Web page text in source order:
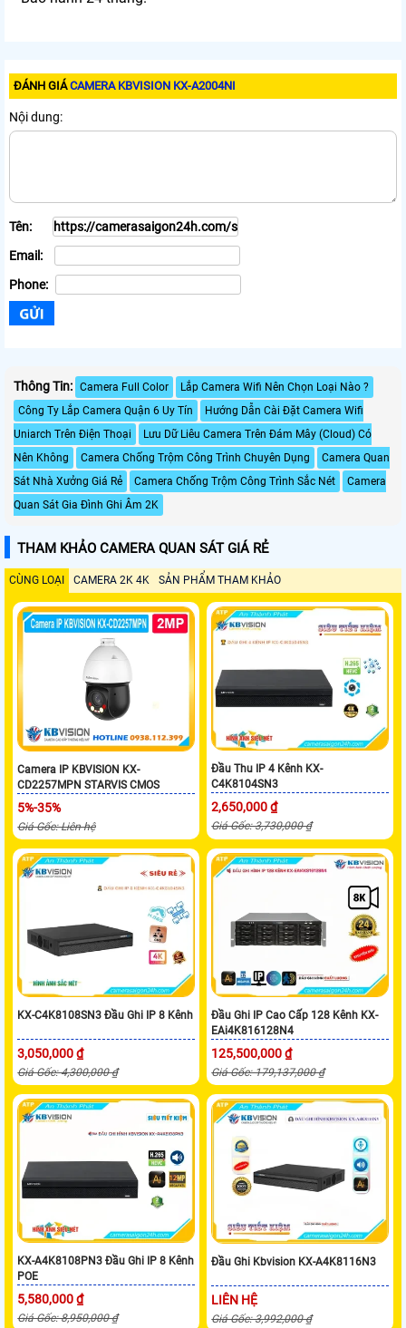
ĐÁNH GIÁCAMERA KBVISION KX-A2004NI
Nội dung:
Tên:
Email:
Phone:
Thông Tin: Camera Full Color
Lắp Camera Wifi Nên Chọn Loại Nào ?
Công Ty Lắp Camera Quận 6 Uy Tín
Hướng Dẫn Cài Đặt Camera Wifi
Uniarch Trên Điện Thoại
Lưu Dữ Liêu Camera Trên Đám Mây (Cloud) Có
Nên Không
Camera Chống Trộm Công Trình Chuyên Dụng
Camera Quan
Sát Nhà Xưởng Giá Rẻ
Camera Chống Trộm Công Trình Sắc Nét
Camera
Quan Sát Gia Đình Ghi Âm 2K
THAM KHẢO CAMERA QUAN SÁT GIÁ RẺ
CÙNG LOẠI CAMERA 2K 4K SẢN PHẨM THAM KHẢO
Camera IP KBVISION KX-
CD2257MPN STARVIS CMOS
5%-35%
Giá Gốc: Liên hệ
Đầu Thu IP 4 Kênh KX-
C4K8104SN3
2,650,000 ₫
Giá Gốc: 3,730,000 ₫
KX-C4K8108SN3 Đầu Ghi IP 8 Kênh
3,050,000 ₫
Giá Gốc: 4,300,000 ₫
Đầu Ghi IP Cao Cấp 128 Kênh KX-
EAi4K816128N4
125,500,000 ₫
Giá Gốc: 179,137,000 ₫
KX-A4K8108PN3 Đầu Ghi IP 8 Kênh
POE
5,580,000 ₫
Giá Gốc: 8,950,000 ₫
Đầu Ghi Kbvision KX-A4K8116N3
LIÊN HỆ
Giá Gốc: 3,992,000 ₫